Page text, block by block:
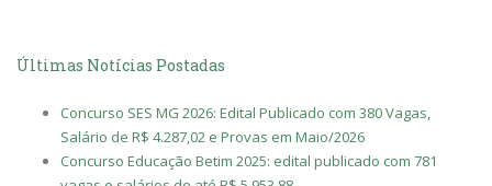
Últimas Notícias Postadas
Concurso SES MG 2026: Edital Publicado com 380 Vagas,
Salário de R$ 4.287,02 e Provas em Maio/2026
Concurso Educação Betim 2025: edital publicado com 781